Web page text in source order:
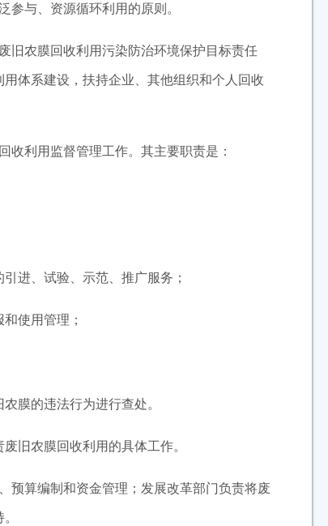
与、资源循环利用的原则。
农膜回收利用污染防治环境保护目标责任
体系建设，扶持企业、其他组织和个人回收
利用监督管理工作。其主要职责是：
、试验、示范、推广服务；
使用管理；
膜的违法行为进行查处。
农膜回收利用的具体工作。
算编制和资金管理；发展改革部门负责将废